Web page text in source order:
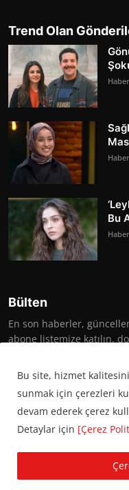
Trend Olan
Bu
Bülten
En son haberler,
abone listemize katılın,
KVKK Aydınlatma Metni
Bu site, hizmet
sunmak için çerezleri
devam ederek çerez
Detaylar için [Çerez